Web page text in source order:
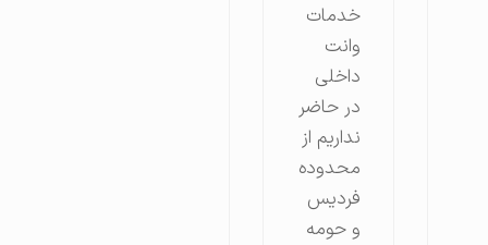
خدمات
وانت
داخلی
در حاضر
نداریم از
محدوده
فردیس
و حومه